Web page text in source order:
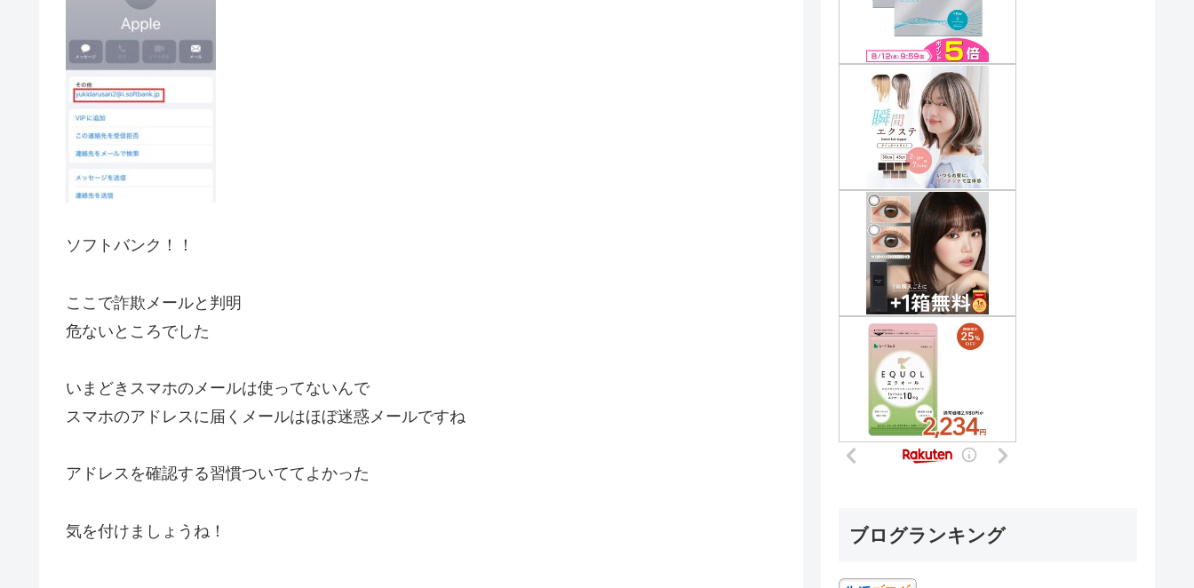
ソフトバンク！！
ここで詐欺メールと判明
危ないところでした
いまどきスマホのメールは使ってないんで
スマホのアドレスに届くメールはほぼ迷惑メールですね
アドレスを確認する習慣ついててよかった
気を付けましょうね！ ブログランキング